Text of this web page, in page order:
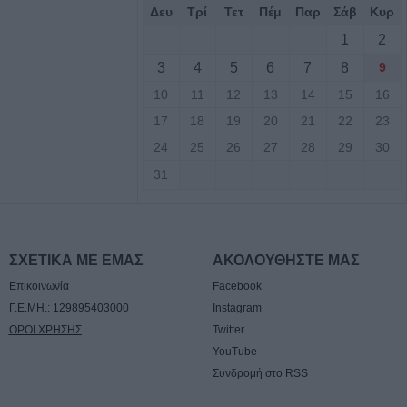
Δευ Τρί Τετ Πέμ Παρ Σάβ Κυρ
1
2
3
4 5 6 7 8
9
10
11 12 13 14 15
16
17
18 19 20 21 22
23
24
25 26 27 28 29
30
31
ΣΧΕΤΙΚΑ ΜΕ ΕΜΑΣ
Επικοινωνία
Γ.Ε.ΜΗ.: 129895403000
ΟΡΟΙ ΧΡΗΣΗΣ
ΑΚΟΛΟΥΘΗΣΤΕ ΜΑΣ
Facebook
Instagram
Twitter
YouTube
Συνδρομή στο RSS